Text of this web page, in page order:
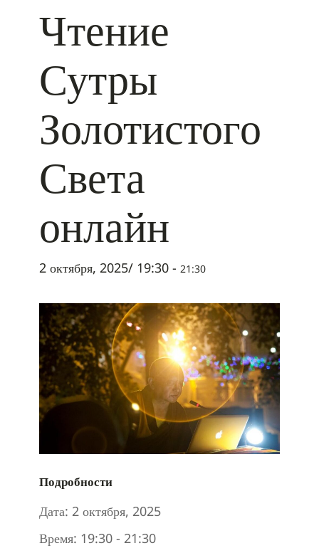
Чтение
Сутры
Золотистого
Света
онлайн
2 октября, 2025/ 19:30 - 21:30
Подробности
Дата: 2 октября, 2025
Время: 19:30 - 21:30